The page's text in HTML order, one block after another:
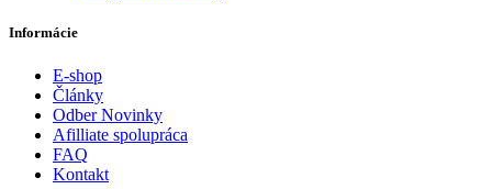
Informácie
E-shop
Články
Odber Novinky
Afilliate spolupráca
FAQ
Kontakt